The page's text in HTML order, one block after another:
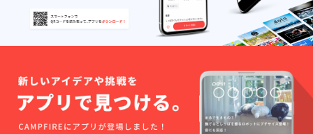
セージ
(メール)
す ・
BSBCC
Japan
オリジ
バス
バッグ
(W42×H
38×D13
) オーガ
ニック